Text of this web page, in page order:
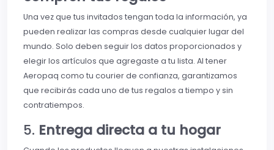
Una vez que tus invitados tengan toda la información, ya
pueden realizar las compras desde cualquier lugar del
mundo. Solo deben seguir los datos proporcionados y
elegir los artículos que agregaste a tu lista. Al tener
Aeropaq como tu courier de confianza, garantizamos
que recibirás cada uno de tus regalos a tiempo y sin
contratiempos.
5. Entrega directa a tu hogar